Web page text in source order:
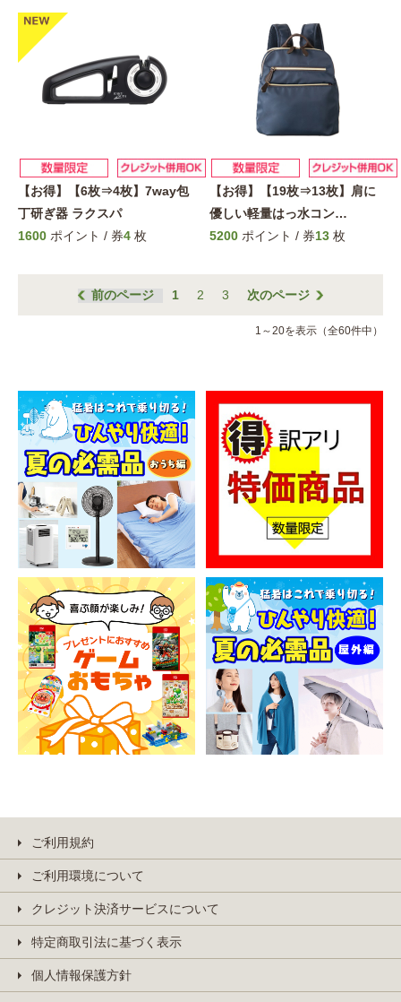
【お得】【6枚⇒4枚】7way包
丁研ぎ器 ラクスパ
1600 ポイント / 券4 枚
【お得】【19枚⇒13枚】肩に
優しい軽量はっ水コン…
5200 ポイント / 券13 枚
前のページ 1 2 3 次のページ
1～20を表示（全60件中）
ご利用規約
ご利用環境について
クレジット決済サービスについて
特定商取引法に基づく表示
個人情報保護方針